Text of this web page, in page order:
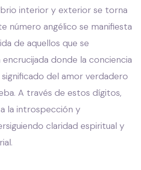
interior y exterior se torna
número angélico se manifiesta
de aquellos que se
donde la conciencia
del amor verdadero
A través de estos dígitos,
la introspección y
claridad espiritual y